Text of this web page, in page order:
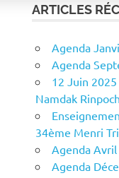
ARTICLES
Agenda
Agenda
12 Juin
Namdak
34ème Menri
Agenda
Agenda